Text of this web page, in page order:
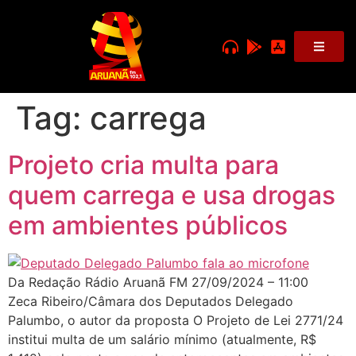
Tag: carrega
Projeto cria multa para
quem carrega e usa drogas
em ambientes públicos
Da Redação Rádio Aruanã FM 27/09/2024 – 11:00
Zeca Ribeiro/Câmara dos Deputados Delegado
Palumbo, o autor da proposta O Projeto de Lei 2771/24
institui multa de um salário mínimo (atualmente, R$